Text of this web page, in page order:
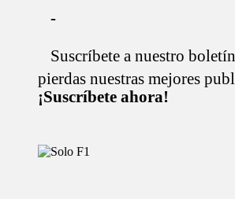
-
Suscríbete a nuestro
pierdas nuestras mejores
¡Suscríbete ahora!
S
Para